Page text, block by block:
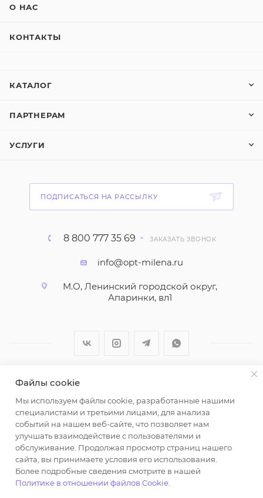
О НАС
КОНТАКТЫ
КАТАЛОГ
ПАРТНЕРАМ
УСЛУГИ
ПОДПИСАТЬСЯ НА РАССЫЛКУ
8 800 777 35 69 ЗАКАЗАТЬ ЗВОНОК
info@opt-milena.ru
М.О, Ленинский городской округ,
Апаринки, вл1
2026 © ООО "Вайт Текстиль групп"
Любая информация на сайте носит справочный
характер и не является публичной офертой
определяемой положениями пункта 2 статьи 437
Гражданского кодекса Российской Федерации.
Использование любых материалов, опубликованных
на https://opt-milena.ru, допустимо только при
наличии письменного разрешения редакции и
Файлы cookie
Мы используем файлы cookie, разработанные нашими
специалистами и третьими лицами, для анализа
событий на нашем веб-сайте, что позволяет нам
улучшать взаимодействие с пользователями и
обслуживание. Продолжая просмотр страниц нашего
сайта, вы принимаете условия его использования.
Более подробные сведения смотрите в нашей
Политике в отношении файлов Cookie